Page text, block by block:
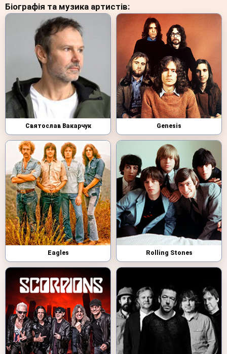
Біографія та музика артистів:
Святослав Вакарчук Genesis
Eagles Rolling Stones